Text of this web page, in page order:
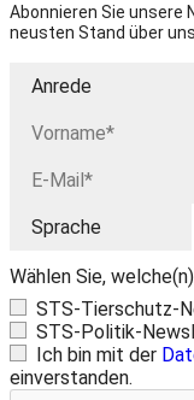
Abonnieren Sie unsere
neusten Stand über
Wählen Sie,
STS-Tierschutz-
STS-Politik-
Ich bin mit der
einverstanden.